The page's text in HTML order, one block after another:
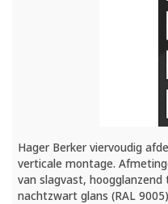
Hager Berker viervoudig
verticale montage.
van slagvast, hoogglanzend
nachtzwart glans (RAL